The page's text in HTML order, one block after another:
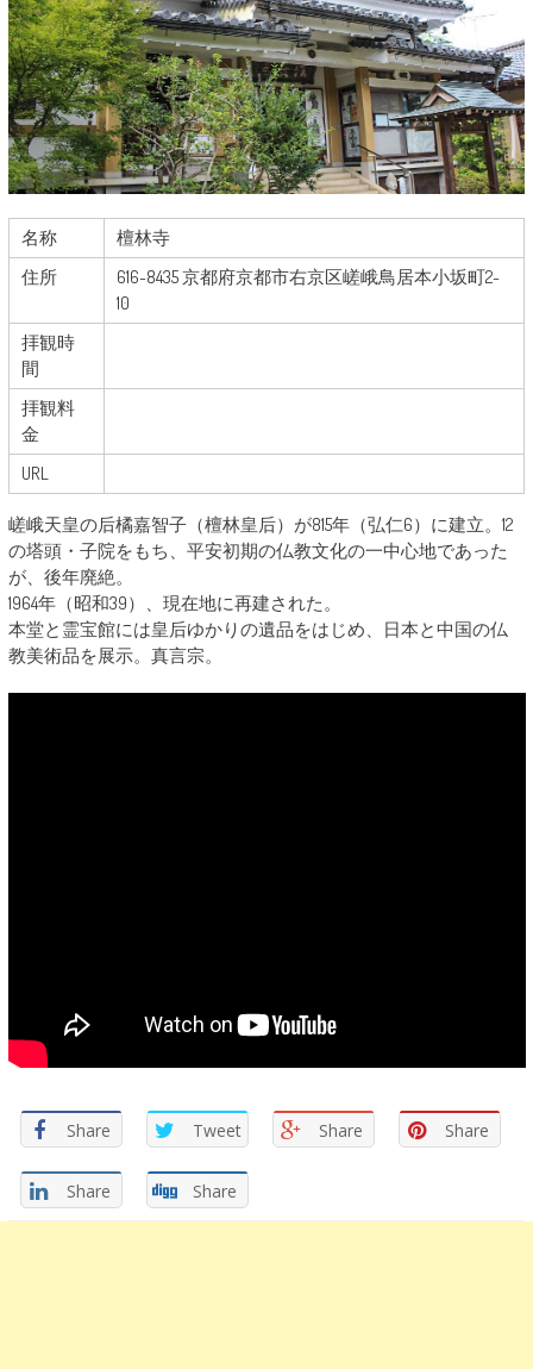
名称
檀林寺
住所
616-8435 京都府京都市右京区嵯峨鳥居本小坂町2-
10
拝観時
間
拝観料
金
URL
嵯峨天皇の后橘嘉智子（檀林皇后）が815年（弘仁6）に建立。12
の塔頭・子院をもち、平安初期の仏教文化の一中心地であった
が、後年廃絶。
1964年（昭和39）、現在地に再建された。
本堂と霊宝館には皇后ゆかりの遺品をはじめ、日本と中国の仏
教美術品を展示。真言宗。
Share Tweet Share Share
Share Share